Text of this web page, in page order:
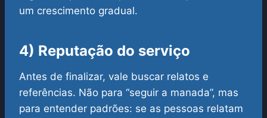
um crescimento gradual.
4) Reputação do serviço
Antes de finalizar, vale buscar relatos e
referências. Não para “seguir a manada”, mas
para entender padrões: se as pessoas relatam